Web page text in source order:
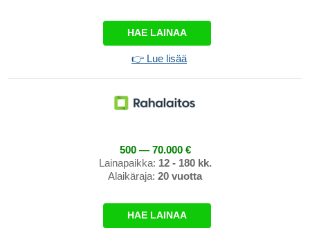
HAE LAINAA
👉 Lue lisää
500 — 70.000 €
Lainapaikka: 12 - 180 kk.
Alaikäraja: 20 vuotta
HAE LAINAA